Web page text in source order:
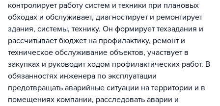
контролирует работу систем и техники при плановых
обходах и обслуживает, диагностирует и ремонтирует
здания, системы, технику. Он формирует техзадания и
рассчитывает бюджет на профилактику, ремонт и
техническое обслуживание объектов, участвует в
закупках и руководит ходом профилактических работ. В
обязанностях инженера по эксплуатации
предотвращать аварийные ситуации на территории и в
помещениях компании, расследовать аварии и